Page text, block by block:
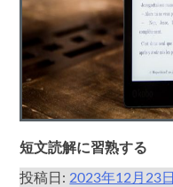
短文読解に習熟する
投稿日:2023年12月23日